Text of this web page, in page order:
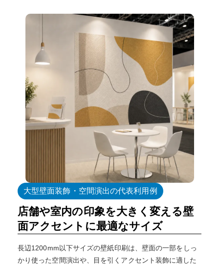
大型壁面装飾・空間演出の代表利用例
店舗や室内の印象を大きく変える壁
面アクセントに最適なサイズ
長辺1200mm以下サイズの壁紙印刷は、壁面の一部をしっ
かり使った空間演出や、目を引くアクセント装飾に適した